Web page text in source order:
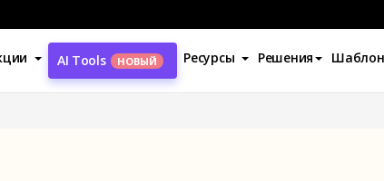
AI Tools НОВЫЙ Ресурсы Решения
Лучшие категории